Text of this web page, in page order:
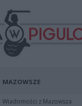
MAZOWSZE
Wiadomości z Mazowsza